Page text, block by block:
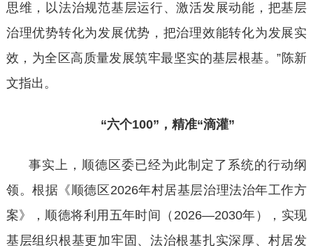
思维，以法治规范基层运行、激活发展动能，把基层
治理优势转化为发展优势，把治理效能转化为发展实
效，为全区高质量发展筑牢最坚实的基层根基。”陈新
文指出。
“六个100”，精准“滴灌”
事实上，顺德区委已经为此制定了系统的行动纲
领。根据《顺德区 2026年村居基层治理法治年工作方
案》，顺德将利用五年时间（2026—2030年），实现
基层组织根基更加牢固、法治根基扎实深厚、村居发